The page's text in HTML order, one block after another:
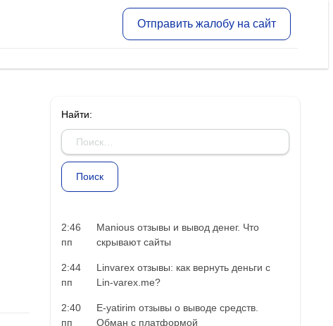
Отправить жалобу на сайт
Найти:
2:46
пп
Manious отзывы и вывод денег. Что
скрывают сайты
2:44
пп
Linvarex отзывы: как вернуть деньги с
Lin-varex.me?
2:40
пп
E-yatirim отзывы о выводе средств.
Обман с платформой